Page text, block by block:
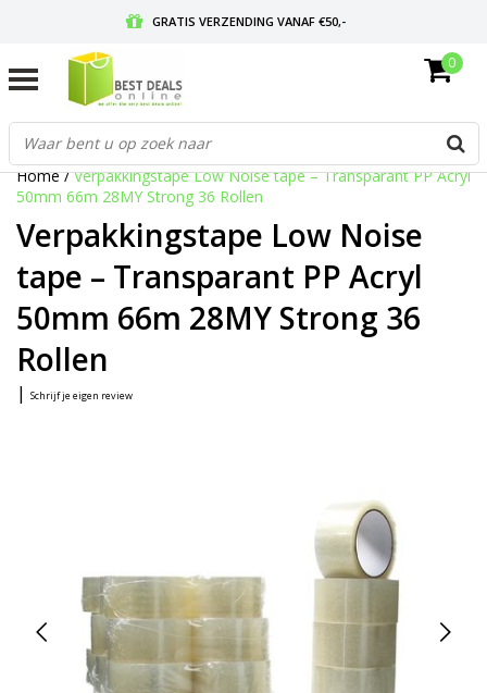
GRATIS VERZENDING VANAF €50,-
GRATIS RETOURNEREN EN 30 DAGEN BEDENKTIJD
0
Home/Verpakkingstape Low Noise tape – Transparant PP Acryl
50mm 66m 28MY Strong 36 Rollen
Verpakkingstape Low Noise
tape – Transparant PP Acryl
50mm 66m 28MY Strong 36
Rollen
| Schrijf je eigen review